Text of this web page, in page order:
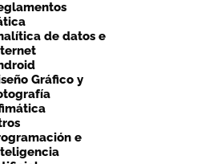
de datos e
Gráfico y
e